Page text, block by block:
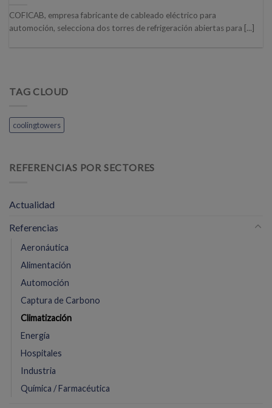
TAG CLOUD
coolingtowers
REFERENCIAS POR SECTORES
Actualidad
Referencias
Aeronáutica
Alimentación
Automoción
Captura de Carbono
Climatización
Energía
Hospitales
Industria
Química / Farmacéutica
COFICAB, empresa fabricante de cableado eléctrico para
automoción, selecciona dos torres de refrigeración abiertas para [...]